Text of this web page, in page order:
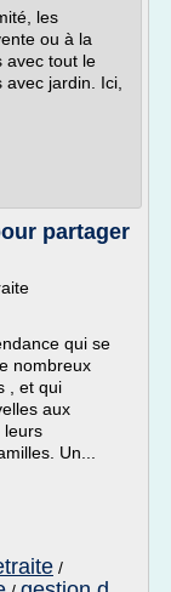
les
ou à la
avec tout le
jardin. Ici,
partager
qui se
nombreux
, et qui
aux
leurs
Un...
/